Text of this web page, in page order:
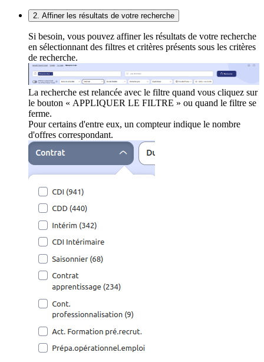
2. Affiner les résultats de votre recherche
Si besoin, vous pouvez affiner les résultats de votre recherche
en sélectionnant des filtres et critères présents sous les critères
de recherche.
La recherche est relancée avec le filtre quand vous cliquez sur
le bouton « APPLIQUER LE FILTRE » ou quand le filtre se
ferme.
Pour certains d'entre eux, un compteur indique le nombre
d'offres correspondant.